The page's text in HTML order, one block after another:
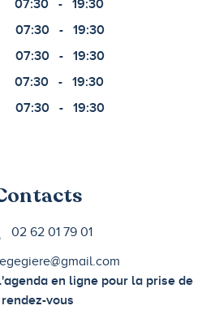
07:30 -
19:30
07:30 -
19:30
07:30 -
19:30
07:30 -
19:30
07:30 - 19:30
02 62 01 79 01
en ligne pour la prise de
rendez-vous